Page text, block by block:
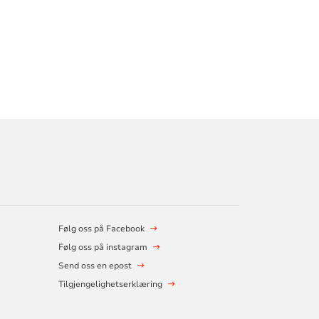
Følg oss på Facebook
Følg oss på instagram
Send oss en epost
Tilgjengelighetserklæring